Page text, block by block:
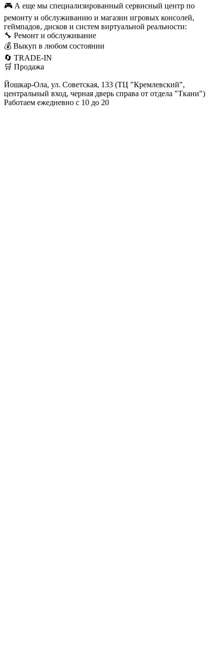
🎮 А еще мы специализированный сервисный центр по
ремонту и обслуживанию и магазин игровых консолей,
геймпадов, дисков и систем виртуальной реальности:
🔧 Ремонт и обслуживание
💰 Выкуп в любом состоянии
🔄 TRADE-IN
🛒 Продажа
Йошкар-Ола, ул. Советская, 133 (ТЦ "Кремлевский",
центральный вход, черная дверь справа от отдела "Ткани")
Работаем ежедневно с 10 до 20